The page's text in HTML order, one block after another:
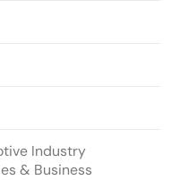
Industry
& Business